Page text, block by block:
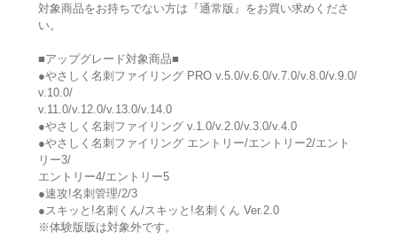
対象商品をお持ちでない方は『通常版』をお買い求めくださ
い。
■アップグレード対象商品■
●やさしく名刺ファイリング PRO v.5.0/v.6.0/v.7.0/v.8.0/v.9.0/
v.10.0/
v.11.0/v.12.0/v.13.0/v.14.0
●やさしく名刺ファイリング v.1.0/v.2.0/v.3.0/v.4.0
●やさしく名刺ファイリング エントリー/エントリー2/エント
リー3/
エントリー4/エントリー5
●速攻!名刺管理/2/3
●スキッと!名刺くん/スキッと!名刺くん Ver.2.0
※体験版版は対象外です。